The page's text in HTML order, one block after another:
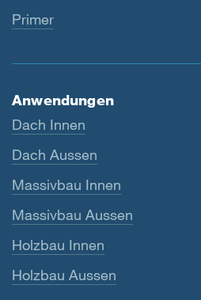
Primer
Anwendungen
Dach Innen
Dach Aussen
Massivbau Innen
Massivbau Aussen
Holzbau Innen
Holzbau Aussen